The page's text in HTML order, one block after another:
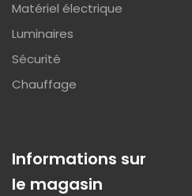
Informations sur
le magasin
Matériel électrique
Luminaires
Sécurité
Chauffage